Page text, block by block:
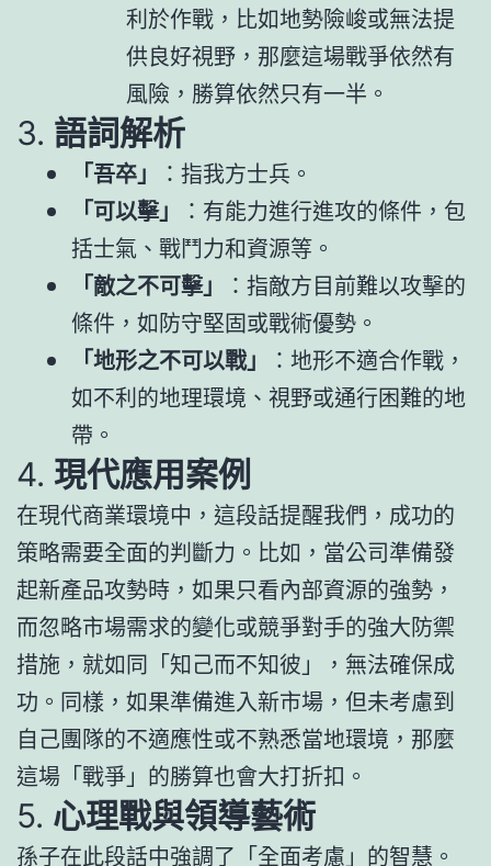
利於作戰，比如地勢險峻或無法提
供良好視野，那麼這場戰爭依然有
風險，勝算依然只有一半。
3. 語詞解析
「吾卒」
：指我方士兵。
「可以擊」
：有能力進行進攻的條件，包
括士氣、戰鬥力和資源等。
「敵之不可擊」
：指敵方目前難以攻擊的
條件，如防守堅固或戰術優勢。
「地形之不可以戰」
：地形不適合作戰，
如不利的地理環境、視野或通行困難的地
帶。
4. 現代應用案例
在現代商業環境中，這段話提醒我們，成功的
策略需要全面的判斷力。比如，當公司準備發
起新產品攻勢時，如果只看內部資源的強勢，
而忽略市場需求的變化或競爭對手的強大防禦
措施，就如同「知己而不知彼」，無法確保成
功。同樣，如果準備進入新市場，但未考慮到
自己團隊的不適應性或不熟悉當地環境，那麼
這場「戰爭」的勝算也會大打折扣。
5. 心理戰與領導藝術
孫子在此段話中強調了「全面考慮」的智慧。